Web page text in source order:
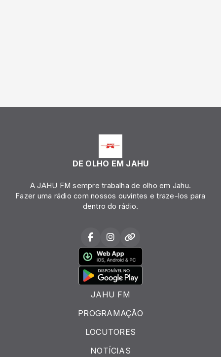
DE OLHO EM JAHU
A JAHU FM sempre trabalha de olho em Jahu.
Fazer uma rádio com nossos ouvintes e traze-los para
dentro do rádio.
JAHU FM
PROGRAMAÇÃO
LOCUTORES
NOTÍCIAS